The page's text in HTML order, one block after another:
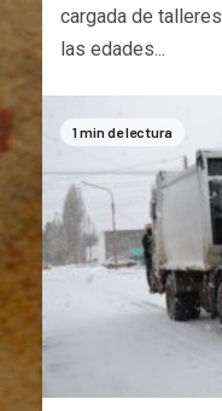
cargada de
las edades...
1 min de lectura